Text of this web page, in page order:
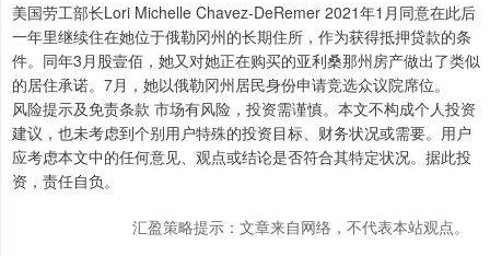
美国劳工部长Lori Michelle Chavez-DeRemer 2021年1月同意在此后
一年里继续住在她位于俄勒冈州的长期住所，作为获得抵押贷款的条
件。同年3月股壹佰，她又对她正在购买的亚利桑那州房产做出了类似
的居住承诺。7月，她以俄勒冈州居民身份申请竞选众议院席位。
风险提示及免责条款 市场有风险，投资需谨慎。本文不构成个人投资
建议，也未考虑到个别用户特殊的投资目标、财务状况或需要。用户
应考虑本文中的任何意见、观点或结论是否符合其特定状况。据此投
资，责任自负。
汇盈策略提示：文章来自网络，不代表本站观点。